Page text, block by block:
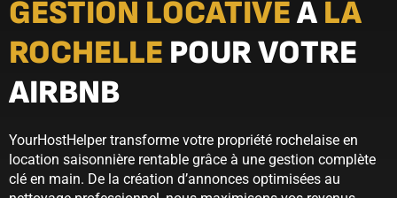
GESTION LOCATIVEÀ LA
ROCHELLE POUR VOTRE
AIRBNB
YourHostHelper transforme votre propriété rochelaise en
location saisonnière rentable grâce à une gestion complète
clé en main. De la création d’annonces optimisées au